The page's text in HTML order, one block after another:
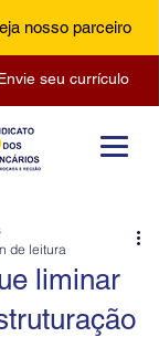
nosso parceiro
seu currículo
liminar
de leitura